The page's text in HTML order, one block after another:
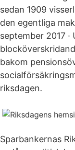
sedan 1909
den egentliga
september 2017
bakom
riksdagen.
Sparbankernas